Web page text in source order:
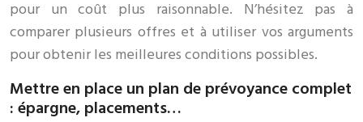
pour un coût plus raisonnable. N’hésitez pas à
comparer plusieurs offres et à utiliser vos arguments
pour obtenir les meilleures conditions possibles.
Mettre en place un plan de prévoyance complet
: épargne, placements…